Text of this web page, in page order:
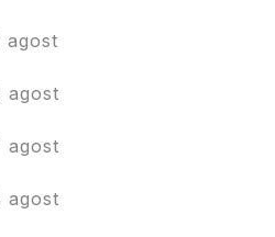
agost
agost
agost
agost